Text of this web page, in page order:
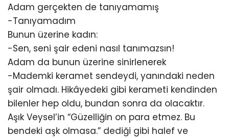
Adam gerçekten de tanıyamamış
-Tanıyamadım
Bunun üzerine kadın:
-Sen, seni şair edeni nasıl tanımazsın!
Adam da bunun üzerine sinirlenerek
-Mademki keramet sendeydi, yanındaki neden
şair olmadı. Hikâyedeki gibi kerameti kendinden
bilenler hep oldu, bundan sonra da olacaktır.
Aşık Veysel’in “Güzelliğin on para etmez. Bu
bendeki aşk olmasa.” dediği gibi halef ve